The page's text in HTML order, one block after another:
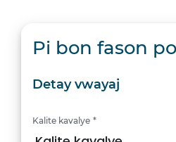
"*"
jaden
yo
Pi bon fason
Detay vwayaj
Kalite kavalye *